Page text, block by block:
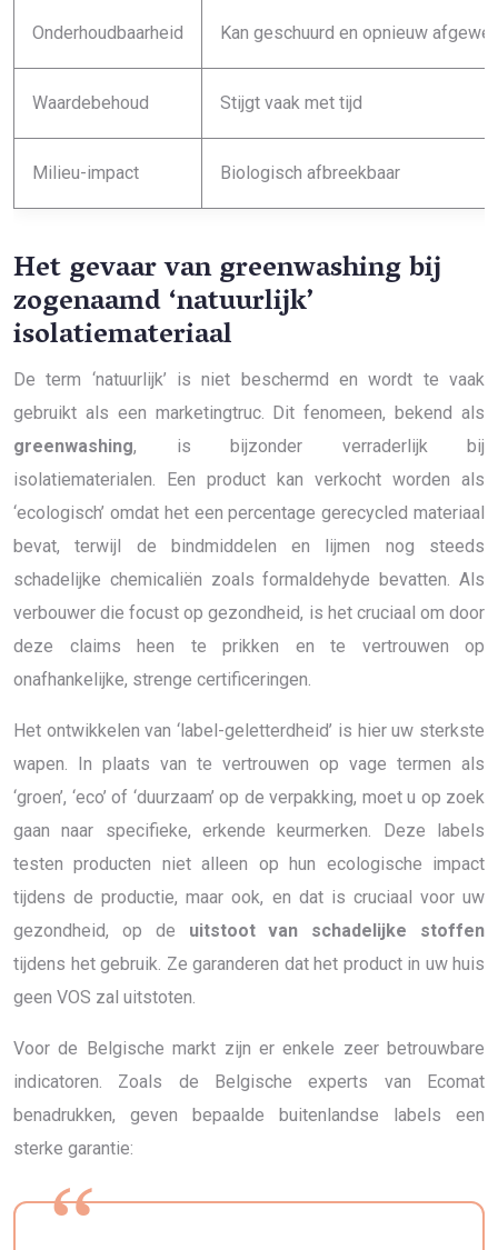
Onderhoudbaarheid Kan geschuurd en opnieuw
Waardebehoud Stijgt vaak met tijd
Milieu-impact Biologisch afbreekbaar
Het gevaar van greenwashing bij
zogenaamd ‘natuurlijk’
isolatiemateriaal
De term ‘natuurlijk’ is niet beschermd en wordt te vaak
gebruikt als een marketingtruc. Dit fenomeen, bekend als
greenwashing, is bijzonder verraderlijk bij
isolatiematerialen. Een product kan verkocht worden als
‘ecologisch’ omdat het een percentage gerecycled materiaal
bevat, terwijl de bindmiddelen en lijmen nog steeds
schadelijke chemicaliën zoals formaldehyde bevatten. Als
verbouwer die focust op gezondheid, is het cruciaal om door
deze claims heen te prikken en te vertrouwen op
onafhankelijke, strenge certificeringen.
Het ontwikkelen van ‘label-geletterdheid’ is hier uw sterkste
wapen. In plaats van te vertrouwen op vage termen als
‘groen’, ‘eco’ of ‘duurzaam’ op de verpakking, moet u op zoek
gaan naar specifieke, erkende keurmerken. Deze labels
testen producten niet alleen op hun ecologische impact
tijdens de productie, maar ook, en dat is cruciaal voor uw
gezondheid, op de uitstoot van schadelijke stoffen
tijdens het gebruik. Ze garanderen dat het product in uw huis
geen VOS zal uitstoten.
Voor de Belgische markt zijn er enkele zeer betrouwbare
indicatoren. Zoals de Belgische experts van Ecomat
benadrukken, geven bepaalde buitenlandse labels een
sterke garantie: